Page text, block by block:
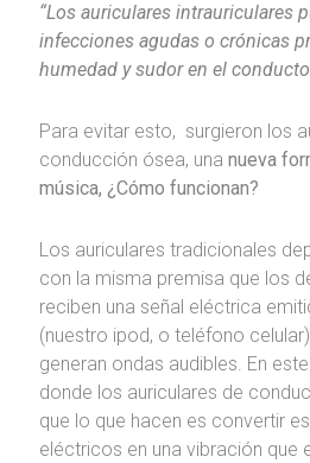
“Los auriculares intrauriculares
infecciones agudas o crónicas
humedad y sudor en el
Para evitar esto, surgieron los
conducción ósea, una nueva
música, ¿Cómo funcionan?
Los auriculares tradicionales
con la misma premisa que los
reciben una señal eléctrica
(nuestro ipod, o teléfono
generan ondas audibles. En
donde los auriculares de
que lo que hacen es convertir
eléctricos en una vibración que